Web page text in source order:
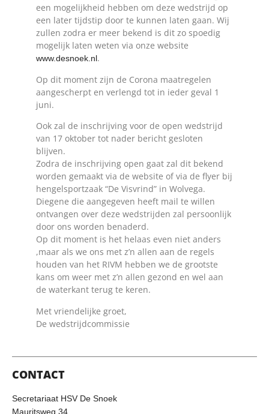
een mogelijkheid hebben om deze wedstrijd op
een later tijdstip door te kunnen laten gaan. Wij
zullen zodra er meer bekend is dit zo spoedig
mogelijk laten weten via onze website
www.desnoek.nl.
Op dit moment zijn de Corona maatregelen
aangescherpt en verlengd tot in ieder geval 1
juni.
Ook zal de inschrijving voor de open wedstrijd
van 17 oktober tot nader bericht gesloten
blijven.
Zodra de inschrijving open gaat zal dit bekend
worden gemaakt via de website of via de flyer bij
hengelsportzaak “De Visvrind” in Wolvega.
Diegene die aangegeven heeft mail te willen
ontvangen over deze wedstrijden zal persoonlijk
door ons worden benaderd.
Op dit moment is het helaas even niet anders
,maar als we ons met z’n allen aan de regels
houden van het RIVM hebben we de grootste
kans om weer met z’n allen gezond en wel aan
de waterkant terug te keren.
Met vriendelijke groet,
De wedstrijdcommissie
CONTACT
Secretariaat HSV De Snoek
Mauritsweg 34